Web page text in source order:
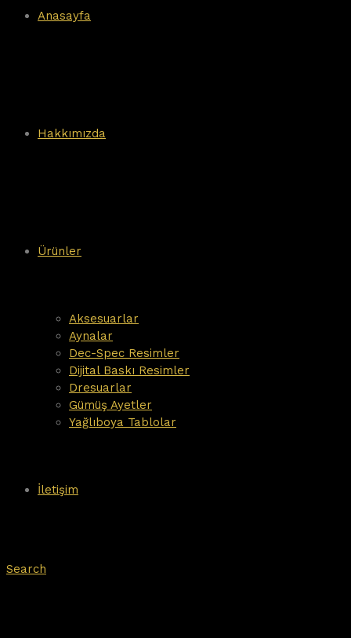
Anasayfa
Hakkımızda
Ürünler
Aksesuarlar
Aynalar
Dec-Spec Resimler
Dijital Baskı Resimler
Dresuarlar
Gümüş Ayetler
Yağlıboya Tablolar
İletişim
Search